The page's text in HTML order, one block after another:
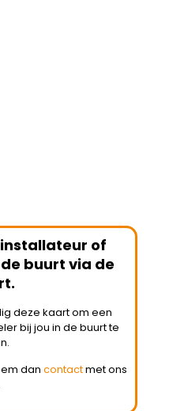
installateur of
buurt via de
deze kaart om een
bij jou in de buurt te
dan contactmet ons